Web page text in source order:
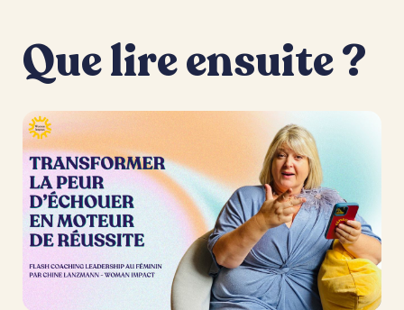
Que lire ensuite ?